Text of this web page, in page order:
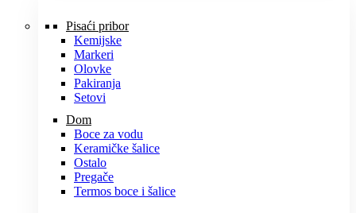
Pisaći pribor
Kemijske
Markeri
Olovke
Pakiranja
Setovi
Dom
Boce za vodu
Keramičke šalice
Ostalo
Pregače
Termos boce i šalice